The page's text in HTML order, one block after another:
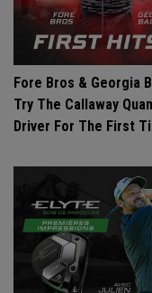
Fore Bros & Georgia
Try The Callaway
Driver For The First